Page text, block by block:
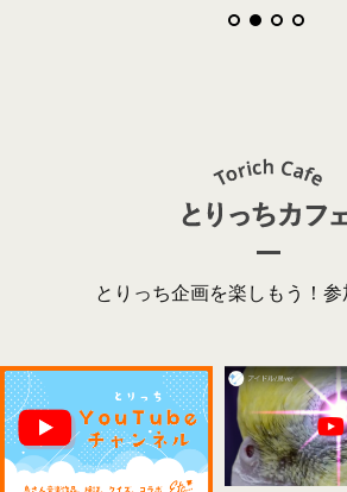
とりっち企画を楽しもう！参